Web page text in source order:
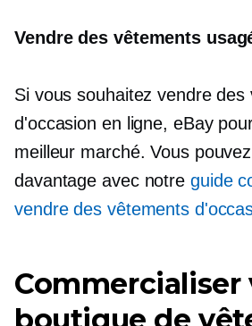
Vendre des vêtements
Si vous souhaitez vendre des
d'occasion en ligne, eBay
meilleur marché. Vous
davantage avec notre guide
vendre des vêtements
Commercialiser